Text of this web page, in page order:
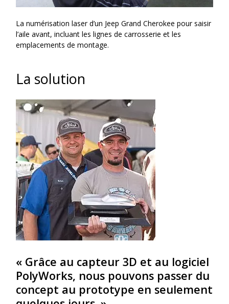
La numérisation laser d’un Jeep Grand Cherokee pour saisir
l’aile avant, incluant les lignes de carrosserie et les
emplacements de montage.
La solution
« Grâce au capteur 3D et au logiciel
PolyWorks, nous pouvons passer du
concept au prototype en seulement